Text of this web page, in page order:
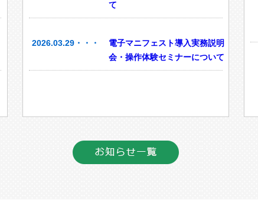
て
2026.03.29・・・
電子マニフェスト導入実務説明
会・操作体験セミナーについて